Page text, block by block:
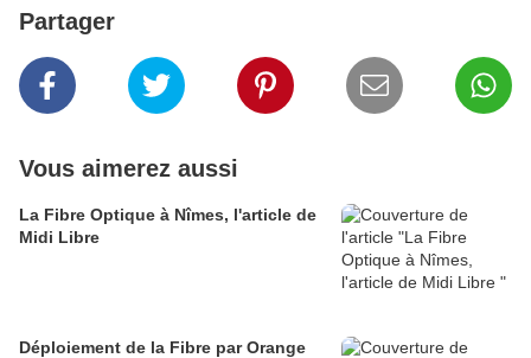
Partager
Vous aimerez aussi
La Fibre Optique à Nîmes, l'article de
Midi Libre
Déploiement de la Fibre par Orange